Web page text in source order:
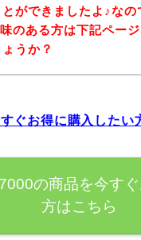
ができましたよ♪なの
のある方は下記ペー
うか？
ぐお得に購入したい
の商品を今す
方はこちら